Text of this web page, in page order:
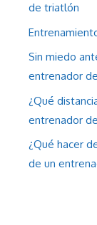
de triatlón
Sin miedo
entrenador
¿Qué
entrenador
¿Qué hacer
de un